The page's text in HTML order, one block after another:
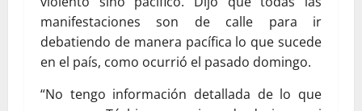
manifestaciones son de calle para ir
debatiendo de manera pacífica lo que sucede
en el país, como ocurrió el pasado domingo.
“No tengo información detallada de lo que